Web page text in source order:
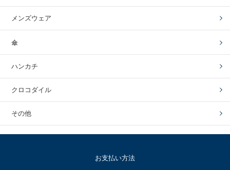
メンズウェア
傘
ハンカチ
クロコダイル
その他
お支払い方法